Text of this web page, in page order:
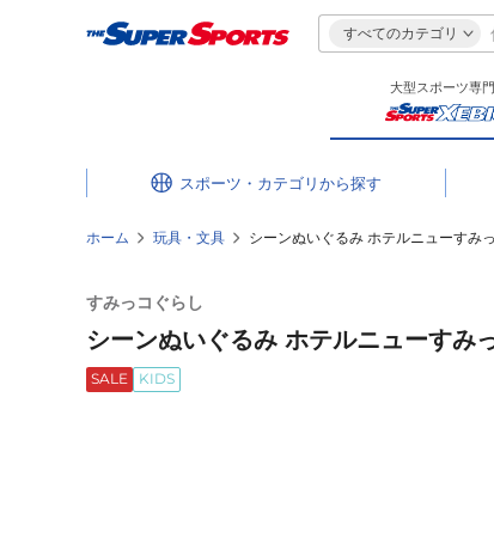
すべてのカテゴリ
大型スポーツ専
スポーツ・カテゴリ
ホーム 玩具・文具 シーンぬいぐるみ ホテルニューすみ
すみっコぐらし
シーンぬいぐるみ ホテルニューすみ
SALE KIDS